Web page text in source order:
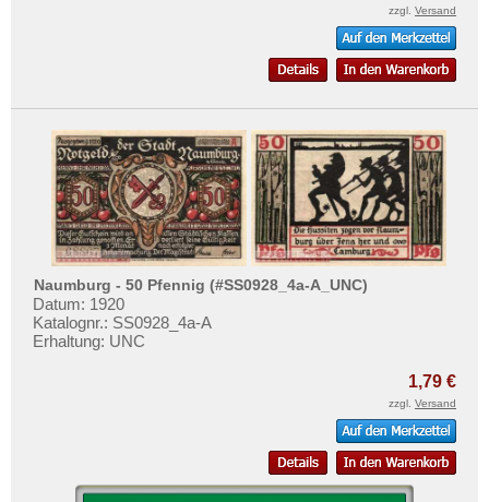
zzgl. Versand
Naumburg - 50 Pfennig (#SS0928_4a-A_UNC)
Datum: 1920
Katalognr.: SS0928_4a-A
Erhaltung: UNC
1,79 €
zzgl. Versand